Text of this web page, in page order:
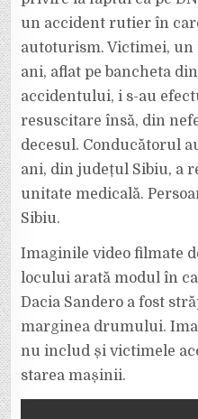
un accident rutier în
autoturism. Victimei, un
ani, aflat pe bancheta
accidentului, i s-au
resuscitare însă, din
decesul. Conducătorul
ani, din județul Sibiu, a
unitate medicală.
Sibiu.
Imaginile video filmate
locului arată modul în
Dacia Sandero a fost
marginea drumului.
nu includ și victimele
starea mașinii.